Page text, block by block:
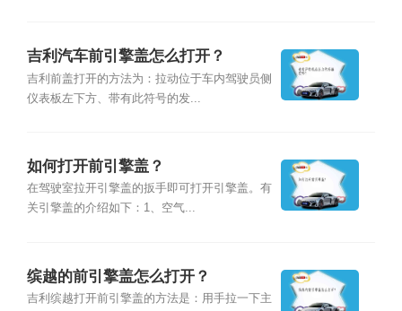
吉利汽车前引擎盖怎么打开？
吉利前盖打开的方法为：拉动位于车内驾驶员侧
仪表板左下方、带有此符号的发...
如何打开前引擎盖？
在驾驶室拉开引擎盖的扳手即可打开引擎盖。有
关引擎盖的介绍如下：1、空气...
缤越的前引擎盖怎么打开？
吉利缤越打开前引擎盖的方法是：用手拉一下主